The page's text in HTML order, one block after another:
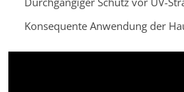
Konsequente Anwendung der